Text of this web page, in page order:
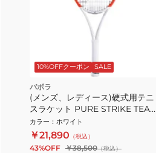
10%OFFクーポン SALE
バボラ
(メンズ、レディース)硬式用テニ
スラケット PURE STRIKE TEAM
101522
カラー ： ホワイト
￥21,890 （税込）
43%OFF ￥38,500（税込）